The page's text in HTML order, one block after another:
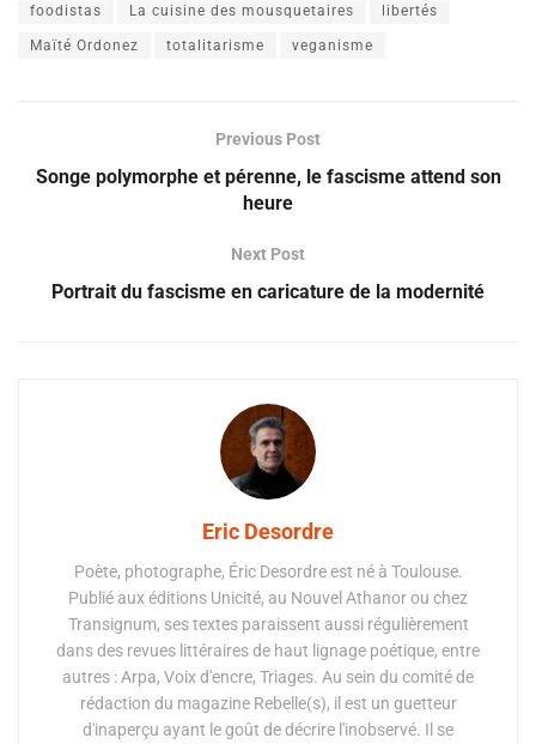
foodistas La cuisine des mousquetaires libertés
Maïté Ordonez totalitarisme veganisme
Previous Post
Songe polymorphe et pérenne, le fascisme attend son
heure
Next Post
Portrait du fascisme en caricature de la modernité
Eric Desordre
Poète, photographe, Éric Desordre est né à Toulouse.
Publié aux éditions Unicité, au Nouvel Athanor ou chez
Transignum, ses textes paraissent aussi régulièrement
dans des revues littéraires de haut lignage poétique, entre
autres : Arpa, Voix d'encre, Triages. Au sein du comité de
rédaction du magazine Rebelle(s), il est un guetteur
d'inaperçu ayant le goût de décrire l'inobservé. Il se